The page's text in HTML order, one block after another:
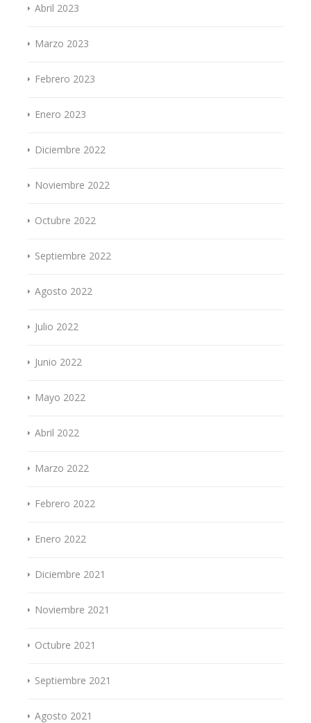
Abril 2023
Marzo 2023
Febrero 2023
Enero 2023
Diciembre 2022
Noviembre 2022
Octubre 2022
Septiembre 2022
Agosto 2022
Julio 2022
Junio 2022
Mayo 2022
Abril 2022
Marzo 2022
Febrero 2022
Enero 2022
Diciembre 2021
Noviembre 2021
Octubre 2021
Septiembre 2021
Agosto 2021